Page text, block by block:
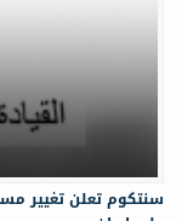
سنتكوم تعلن تغيير